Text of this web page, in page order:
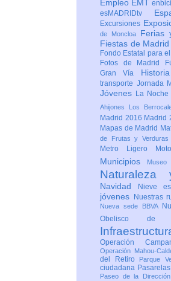
Empleo EMT
esMADRIDtv
Excursiones
de Moncloa
Ferias
Fiestas de Madrid
Fondo Estatal para
Fotos de Madrid
Gran Vía
transporte Jornada
Jóvenes La
Ahijones
Los
Madrid 2016 Madrid
Mapas de Madrid
de Frutas y Verduras
Metro Ligero
Municipios
Naturaleza
Navidad Nieve
jóvenes
Nuestras
Nueva sede BBVA
Obelisco de
Operación
Operación Mahou-
del Retiro
Parque
ciudadana
Paseo de la Dirección